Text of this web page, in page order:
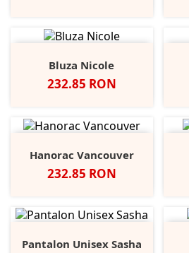
Bluza Nicole
Pret
232.85 RON
Hanorac Vancouver
Pret
232.85 RON
Pantalon Unisex Sasha